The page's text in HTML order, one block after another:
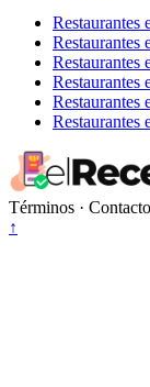
Restaurantes
Restaurantes
Restaurantes
Restaurantes
Restaurantes
Restaurantes
Términos · Contacto
↑